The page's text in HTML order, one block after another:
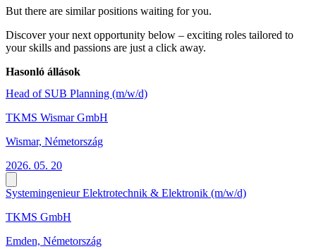
But there are similar positions waiting for you.
Discover your next opportunity below – exciting roles tailored to
your skills and passions are just a click away.
Hasonló állások
Head of SUB Planning (m/w/d)
TKMS Wismar GmbH
Wismar, Németország
2026. 05. 20
Systemingenieur Elektrotechnik & Elektronik (m/w/d)
TKMS GmbH
Emden, Németország